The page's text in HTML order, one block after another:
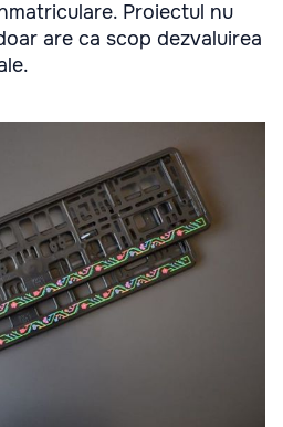
Proiectul nu
are ca scop dezvaluirea